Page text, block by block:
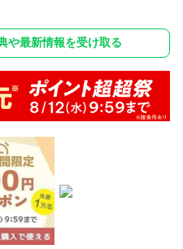
や最新情報を受け取る